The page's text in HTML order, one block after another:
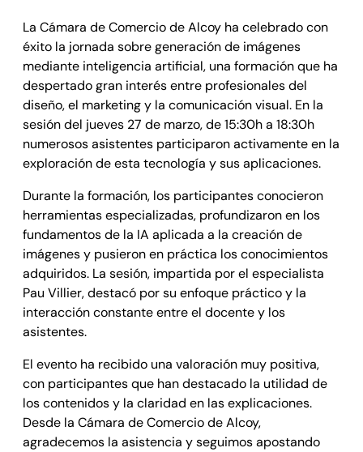
La Cámara de Comercio de Alcoy ha celebrado con
éxito la jornada sobre generación de imágenes
mediante inteligencia artificial, una formación que ha
despertado gran interés entre profesionales del
diseño, el marketing y la comunicación visual. En la
sesión del jueves 27 de marzo, de 15:30h a 18:30h
numerosos asistentes participaron activamente en la
exploración de esta tecnología y sus aplicaciones.
Durante la formación, los participantes conocieron
herramientas especializadas, profundizaron en los
fundamentos de la IA aplicada a la creación de
imágenes y pusieron en práctica los conocimientos
adquiridos. La sesión, impartida por el especialista
Pau Villier, destacó por su enfoque práctico y la
interacción constante entre el docente y los
asistentes.
El evento ha recibido una valoración muy positiva,
con participantes que han destacado la utilidad de
los contenidos y la claridad en las explicaciones.
Desde la Cámara de Comercio de Alcoy,
agradecemos la asistencia y seguimos apostando